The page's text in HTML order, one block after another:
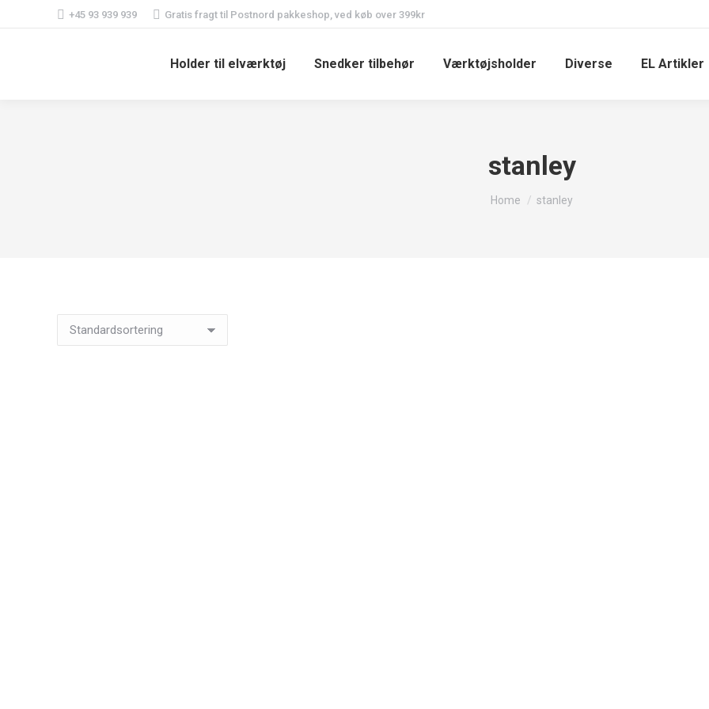
+45 93 939 939 Gratis fragt til Postnord pakkeshop, ved køb over 399kr
Holder til elværktøj Snedker tilbehør Værktøjsholder Diverse EL Artikler
stanley
You are here:
Home stanley